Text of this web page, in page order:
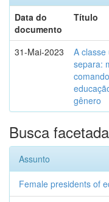
Data do
documento
Título
31-Mai-2023
A classe
separa:
gênero
Busca facetada
Assunto
Female presidents of